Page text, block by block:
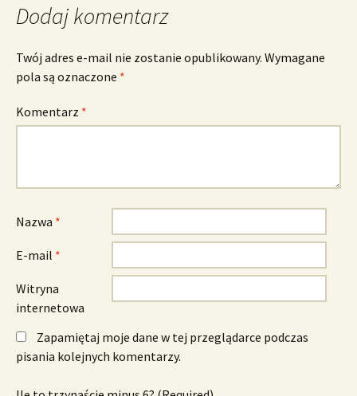
Dodaj komentarz
Twój adres e-mail nie zostanie opublikowany. Wymagane
pola są oznaczone *
Komentarz *
Nazwa *
E-mail *
Witryna
internetowa
Zapamiętaj moje dane w tej przeglądarce podczas
pisania kolejnych komentarzy.